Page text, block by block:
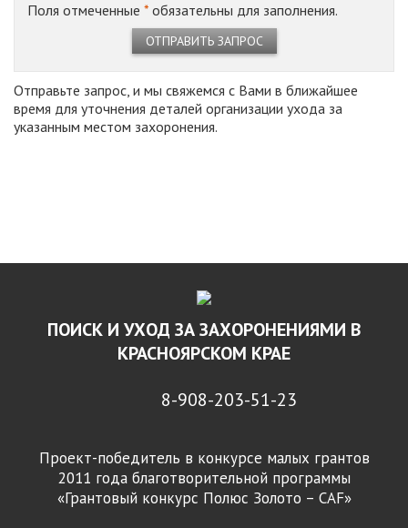
Поля отмеченные * обязательны для заполнения.
ОТПРАВИТЬ ЗАПРОС
Отправьте запрос, и мы свяжемся с Вами в ближайшее
время для уточнения деталей организации ухода за
указанным местом захоронения.
ПОИСК И УХОД ЗА ЗАХОРОНЕНИЯМИ В
КРАСНОЯРСКОМ КРАЕ
8-908-203-51-23
Проект-победитель в конкурсе малых грантов
2011 года благотворительной программы
«Грантовый конкурс Полюс Золото – CAF»